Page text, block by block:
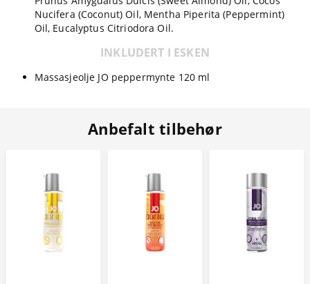
Nucifera (Coconut) Oil, Mentha Piperita (Peppermint)
Oil, Eucalyptus Citriodora Oil.
INKLUDERT I ESKEN
Massasjeolje JO peppermynte 120 ml
Anbefalt tilbehør